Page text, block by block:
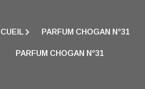
PARFUM CHOGAN N°31
PARFUM CHOGAN N°31